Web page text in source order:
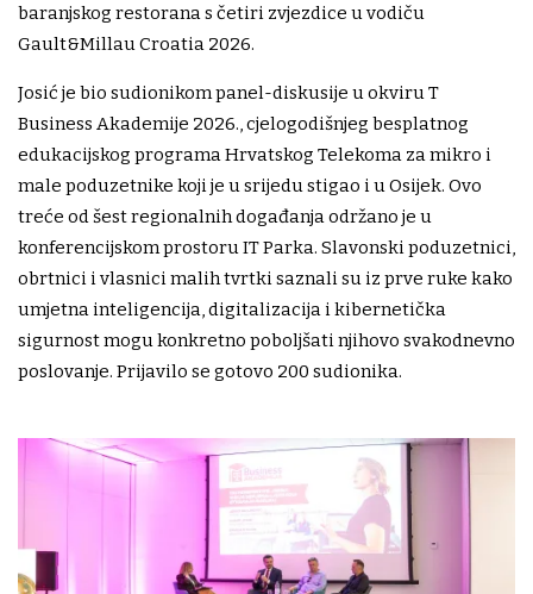
baranjskog restorana s četiri zvjezdice u vodiču
Gault&Millau Croatia 2026.
Josić je bio sudionikom panel-diskusije u okviru T
Business Akademije 2026., cjelogodišnjeg besplatnog
edukacijskog programa Hrvatskog Telekoma za mikro i
male poduzetnike koji je u srijedu stigao i u Osijek. Ovo
treće od šest regionalnih događanja održano je u
konferencijskom prostoru IT Parka. Slavonski poduzetnici,
obrtnici i vlasnici malih tvrtki saznali su iz prve ruke kako
umjetna inteligencija, digitalizacija i kibernetička
sigurnost mogu konkretno poboljšati njihovo svakodnevno
poslovanje. Prijavilo se gotovo 200 sudionika.